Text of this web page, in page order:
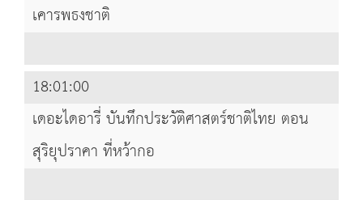
เคารพธงชาติ
18:01:00
เดอะไดอารี่ บันทึกประวัติศาสตร์ชาติไทย ตอน
สุริยุปราคา ที่หว้ากอ